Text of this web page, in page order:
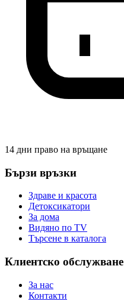
14 дни право на връщане
Бързи връзки
Здраве и красота
Детоксикатори
За дома
Видяно по TV
Търсене в каталога
Клиентско обслужване
За нас
Контакти